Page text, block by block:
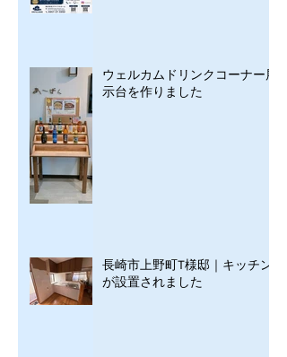
ウェルカムドリンクコーナー展
示台を作りました
長崎市上野町T様邸｜キッチン
が設置されました